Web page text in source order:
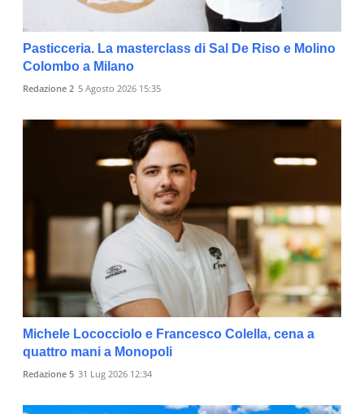
Pasticceria. La masterclass di Sal De Riso e Molino
Colombo a Milano
Redazione 2 5 Agosto 2026 15:35
Michele Lococciolo e Francesco Colella, cena a
quattro mani a Monopoli
Redazione 5 31 Lug 2026 12:34